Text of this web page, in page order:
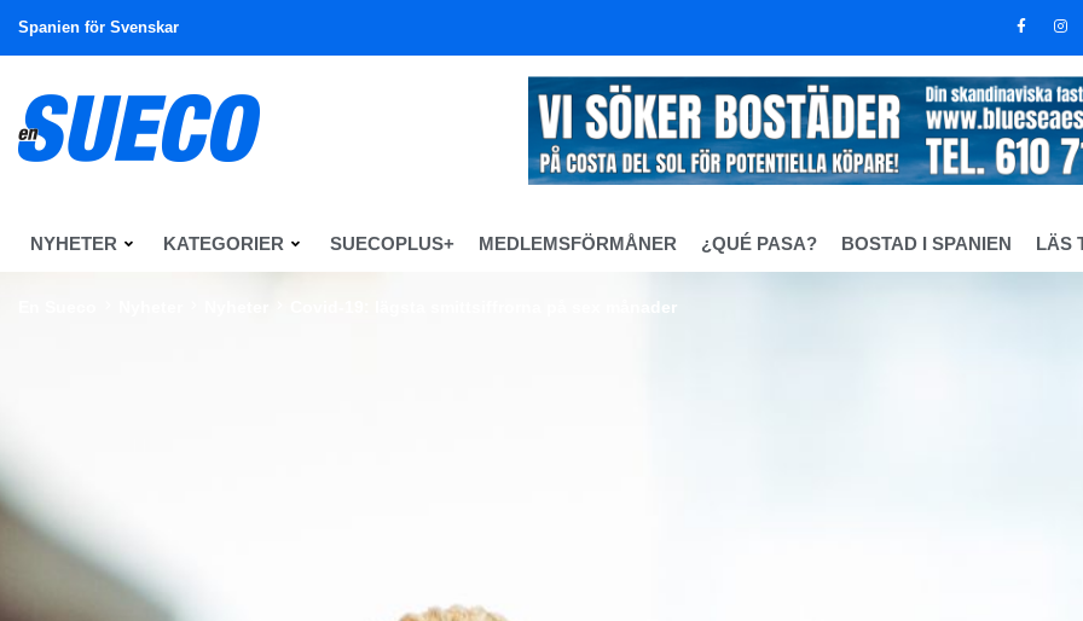
Spanien för Svenskar
NYHETER KATEGORIER SUECOPLUS+ MEDLEMSFÖRMÅNER ¿QUÉ PASA? BOSTAD I SPANIEN LÄS
Covid-19: lägsta smittsiffrorna på sex månader